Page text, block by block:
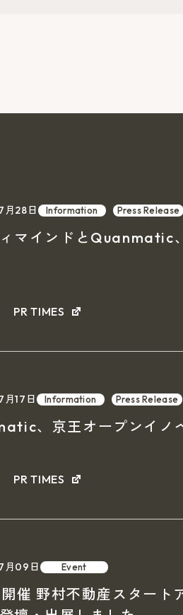
28日 Information Press Release
マインドとQuanmatic
PR TIMES
17日 Information Press Release
、京王オープンイノ
PR TIMES
月09日 Event
催 野村不動産スタート